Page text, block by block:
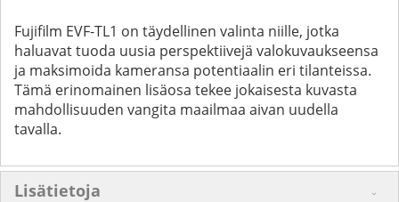
Fujifilm EVF-TL1 on täydellinen valinta niille, jotka
haluavat tuoda uusia perspektiivejä valokuvaukseensa
ja maksimoida kameransa potentiaalin eri tilanteissa.
Tämä erinomainen lisäosa tekee jokaisesta kuvasta
mahdollisuuden vangita maailmaa aivan uudella
tavalla.
Lisätietoja